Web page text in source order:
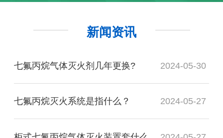
新闻资讯
七氟丙烷气体灭火剂几年更换? 2024-05-30
七氟丙烷灭火系统是指什么？ 2024-05-27